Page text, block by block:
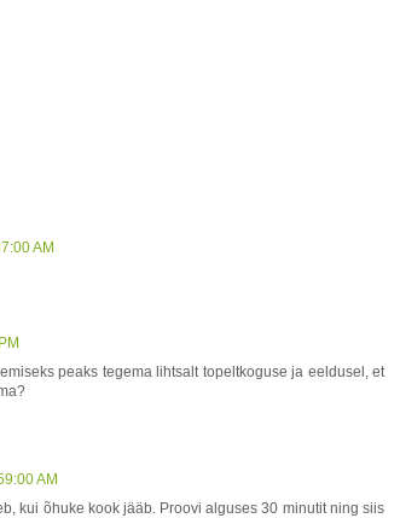
AM
peaks tegema lihtsalt topeltkoguse ja eeldusel, et
AM
kui õhuke kook jääb. Proovi alguses 30 minutit ning siis